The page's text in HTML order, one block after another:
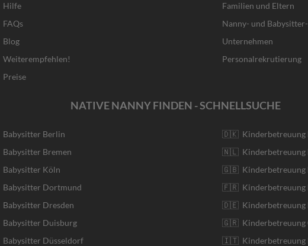
Hilfe
FAQs
Blog
Weiterempfehlen!
Preise
Familien und Eltern
Nanny- und
Unternehmen
Personalrekrutierung
NATIVE NANNY FINDEN - SCHNELLSUCHE
Babysitter Berlin
Babysitter Bremen
Babysitter Köln
Babysitter Dortmund
Babysitter Dresden
Babysitter Duisburg
Babysitter Düsseldorf
🇩🇰 Kinderbetreuung
🇳🇱 Kinderbetreuung
🇬🇧 Kinderbetreuung
🇫🇷 Kinderbetreuung
🇩🇪 Kinderbetreuung
🇬🇷 Kinderbetreuung
🇮🇹 Kinderbetreuung